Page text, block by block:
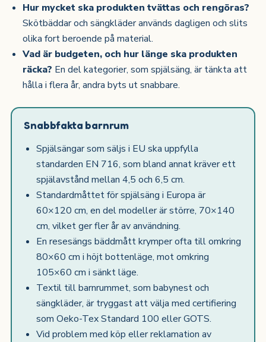
Hur mycket ska produkten tvättas och rengöras?
Skötbäddar och sängkläder används dagligen och slits
olika fort beroende på material.
Vad är budgeten, och hur länge ska produkten
räcka? En del kategorier, som spjälsäng, är tänkta att
hålla i flera år, andra byts ut snabbare.
Snabbfakta barnrum
Spjälsängar som säljs i EU ska uppfylla
standarden EN 716, som bland annat kräver ett
spjälavstånd mellan 4,5 och 6,5 cm.
Standardmåttet för spjälsäng i Europa är
60×120 cm, en del modeller är större, 70×140
cm, vilket ger fler år av användning.
En resesängs bäddmått krymper ofta till omkring
80×60 cm i höjt bottenläge, mot omkring
105×60 cm i sänkt läge.
Textil till barnrummet, som babynest och
sängkläder, är tryggast att välja med certifiering
som Oeko-Tex Standard 100 eller GOTS.
Vid problem med köp eller reklamation av